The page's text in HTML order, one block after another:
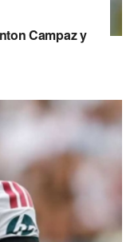
Campaz y